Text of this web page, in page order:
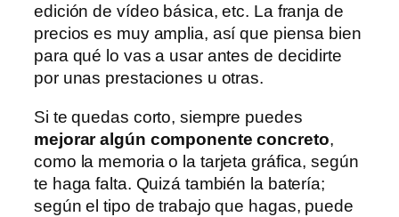
edición de vídeo básica, etc. La franja de
precios es muy amplia, así que piensa bien
para qué lo vas a usar antes de decidirte
por unas prestaciones u otras.
Si te quedas corto, siempre puedes
mejorar algún componente concreto,
como la memoria o la tarjeta gráfica, según
te haga falta. Quizá también la batería;
según el tipo de trabajo que hagas, puede